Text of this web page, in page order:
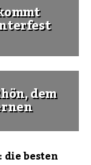
dem
die besten